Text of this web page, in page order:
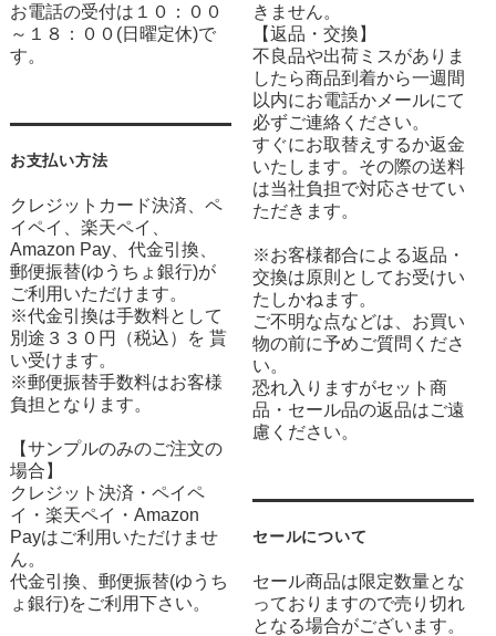
お電話の受付は１０：００
～１８：００(日曜定休)で
す。
お支払い方法
クレジットカード決済、ペ
イペイ、楽天ペイ、
Amazon Pay、代金引換、
郵便振替(ゆうちょ銀行)が
ご利用いただけます。
※代金引換は手数料として
別途３３０円（税込）を 貰
い受けます。
※郵便振替手数料はお客様
負担となります。
【サンプルのみのご注文の
場合】
クレジット決済・ペイペ
イ・楽天ペイ・Amazon
Payはご利用いただけませ
ん。
代金引換、郵便振替(ゆうち
ょ銀行)をご利用下さい。
きません。
【返品・交換】
不良品や出荷ミスがありま
したら商品到着から一週間
以内にお電話かメールにて
必ずご連絡ください。
すぐにお取替えするか返金
いたします。その際の送料
は当社負担で対応させてい
ただきます。
※お客様都合による返品・
交換は原則としてお受けい
たしかねます。
ご不明な点などは、お買い
物の前に予めご質問くださ
い。
恐れ入りますがセット商
品・セール品の返品はご遠
慮ください。
セールについて
セール商品は限定数量とな
っておりますので売り切れ
となる場合がございます。